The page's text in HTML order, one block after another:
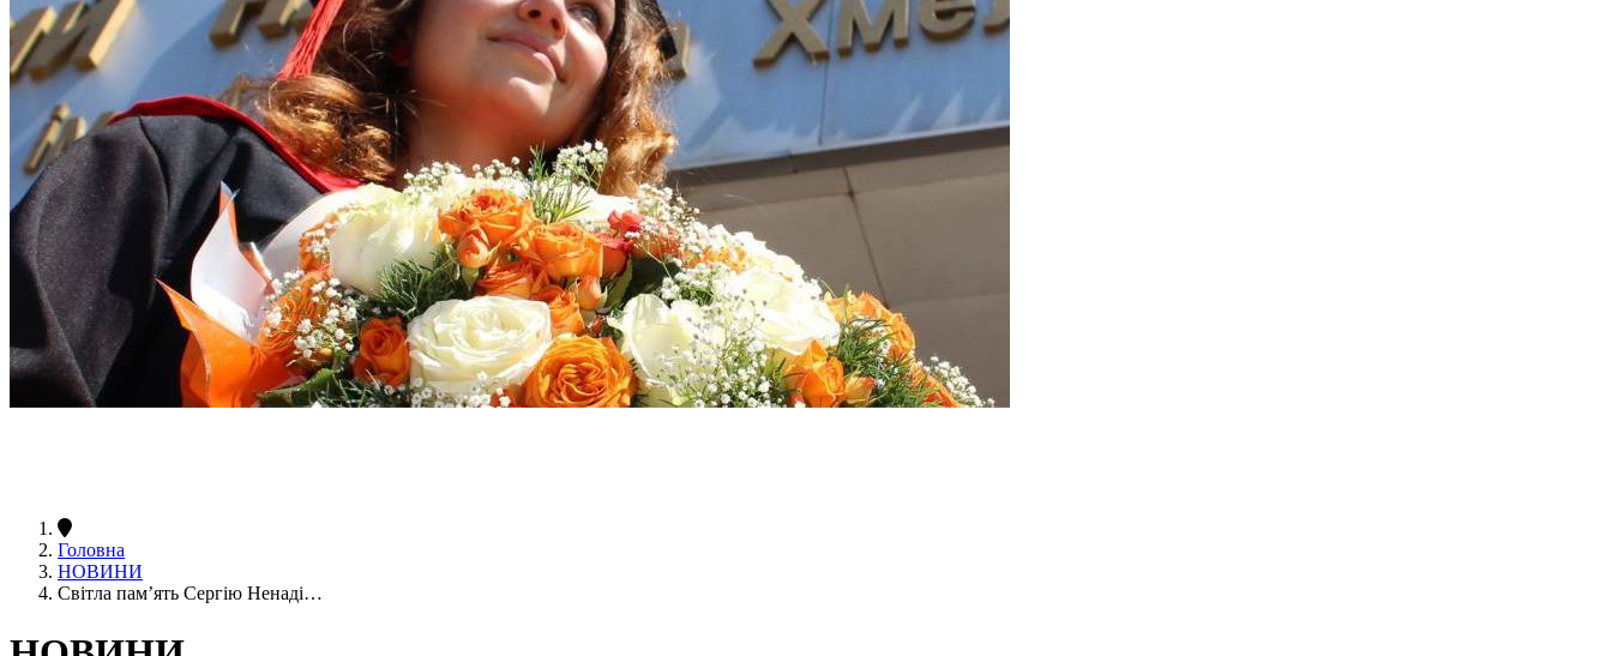
Головна
НОВИНИ
Світла пам’ять Сергію Ненаді…